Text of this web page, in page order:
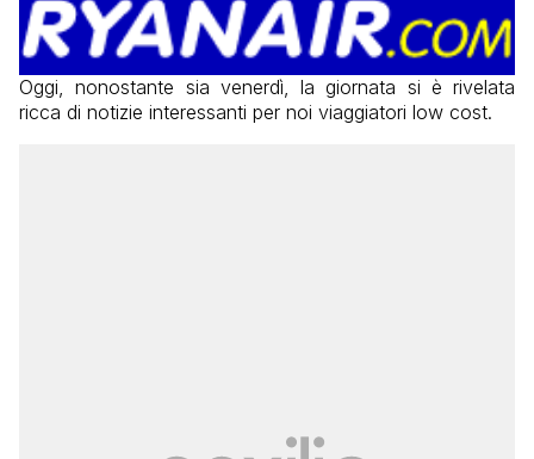
Oggi, nonostante sia venerdì, la giornata si è rivelata
ricca di notizie interessanti per noi viaggiatori low cost.